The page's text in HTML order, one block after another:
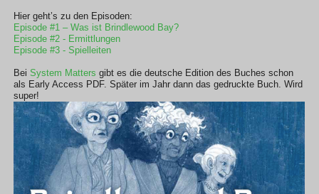
Hier geht’s zu den Episoden:
Episode #1 – Was ist Brindlewood Bay?
Episode #2 - Ermittlungen
Episode #3 - Spielleiten
BeiSystem Matters gibt es die deutsche Edition des Buches schon
als Early Access PDF. Später im Jahr dann das gedruckte Buch. Wird
super!